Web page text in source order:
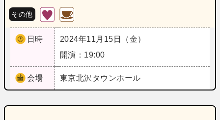
その他
日時
2024年11月15日（金）
開演：19:00
会場 東京北沢タウンホール